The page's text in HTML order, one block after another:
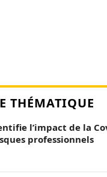
THÉMATIQUE
l’impact de la
professionnels